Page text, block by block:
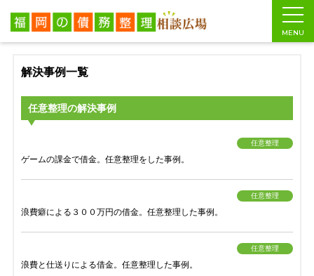
MENU
福岡の債務整理相談広場 > 解決事例一覧
解決事例一覧
任意整理の解決事例
任意整理
ゲームの課金で借金。任意整理をした事例。
任意整理
浪費癖による３００万円の借金。任意整理した事例。
任意整理
浪費と仕送りによる借金。任意整理した事例。